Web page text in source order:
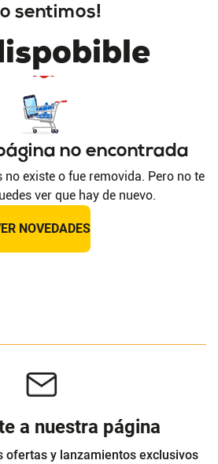
sentimos!
no encontrada
existe o fue removida. Pero no te
ver que hay de nuevo.
NOVEDADES
a nuestra página
ofertas y lanzamientos exclusivos